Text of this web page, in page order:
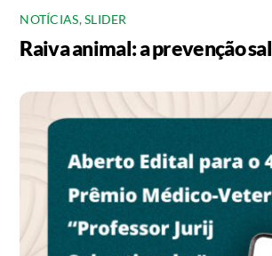
NOTÍCIAS,SLIDER
Raiva animal: a prevenção